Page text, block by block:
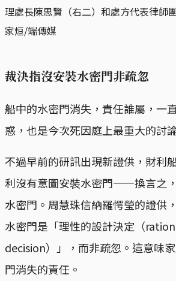
理處長陳思賢（右二）和處方代表律師
家烜/端傳媒
裁決指沒安裝水密門非疏忽
船中的水密門消失，責任誰屬，一
惑，也是今次死因庭上最重大的討
不過早前的研訊出現新證供，財利
利沒有意圖安裝水密門——換言之
水密門。周慧珠信納羅愕瑩的證供
水密門是「理性的設計決定（
decision）」，而非疏忽。這意味
門消失的責任。